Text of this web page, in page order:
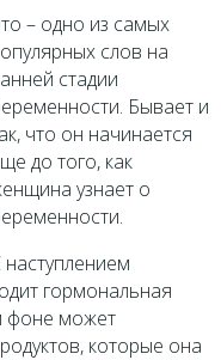
– одно из самых
слов на
стадии
Бывает и
что он начинается
до того, как
узнает о
наступлением
гормональная
фоне может
которые она